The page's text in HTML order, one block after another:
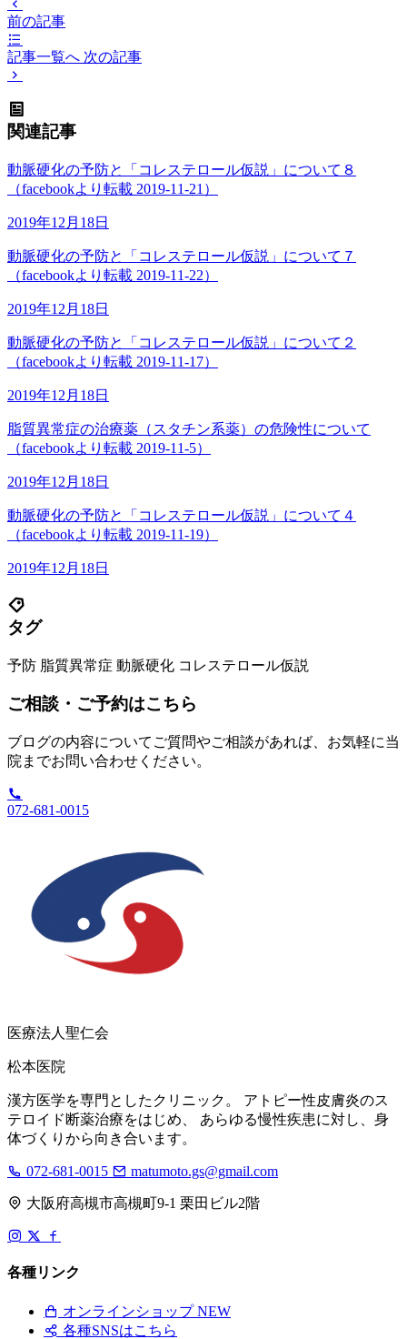
前の記事
記事一覧へ 次の記事
関連記事
動脈硬化の予防と「コレステロール仮説」について８
（facebookより転載 2019-11-21）
2019年12月18日
動脈硬化の予防と「コレステロール仮説」について７
（facebookより転載 2019-11-22）
2019年12月18日
動脈硬化の予防と「コレステロール仮説」について２
（facebookより転載 2019-11-17）
2019年12月18日
脂質異常症の治療薬（スタチン系薬）の危険性について
（facebookより転載 2019-11-5）
2019年12月18日
動脈硬化の予防と「コレステロール仮説」について４
（facebookより転載 2019-11-19）
2019年12月18日
タグ
予防 脂質異常症 動脈硬化 コレステロール仮説
ご相談・ご予約はこちら
ブログの内容についてご質問やご相談があれば、お気軽に当
院までお問い合わせください。
072-681-0015
医療法人聖仁会
松本医院
漢方医学を専門としたクリニック。 アトピー性皮膚炎のス
テロイド断薬治療をはじめ、 あらゆる慢性疾患に対し、身
体づくりから向き合います。
072-681-0015 matumoto.gs@gmail.com
大阪府高槻市高槻町9-1 栗田ビル2階
各種リンク
オンラインショップ NEW
各種SNSはこちら